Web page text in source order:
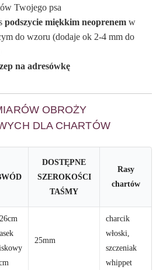
Twojego psa
podszycie miękkim neoprenem w
do wzoru (dodaje ok 2-4 mm do
na adresówkę
OBROŻY
DLA CHARTÓW
DOSTĘPNE
SZEROKOŚCI
TAŚMY
Rasy
chartów
25mm
charcik
włoski,
szczeniak
whippet